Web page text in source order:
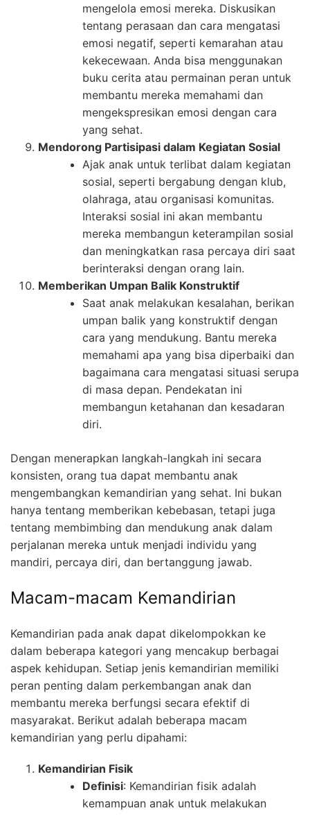
mengelola emosi mereka. Diskusikan
tentang perasaan dan cara mengatasi
emosi negatif, seperti kemarahan atau
kekecewaan. Anda bisa menggunakan
buku cerita atau permainan peran untuk
membantu mereka memahami dan
mengekspresikan emosi dengan cara
yang sehat.
Mendorong Partisipasi dalam Kegiatan Sosial
Ajak anak untuk terlibat dalam kegiatan
sosial, seperti bergabung dengan klub,
olahraga, atau organisasi komunitas.
Interaksi sosial ini akan membantu
mereka membangun keterampilan sosial
dan meningkatkan rasa percaya diri saat
berinteraksi dengan orang lain.
Memberikan Umpan Balik Konstruktif
Saat anak melakukan kesalahan, berikan
umpan balik yang konstruktif dengan
cara yang mendukung. Bantu mereka
memahami apa yang bisa diperbaiki dan
bagaimana cara mengatasi situasi serupa
di masa depan. Pendekatan ini
membangun ketahanan dan kesadaran
diri.
Dengan menerapkan langkah-langkah ini secara
konsisten, orang tua dapat membantu anak
mengembangkan kemandirian yang sehat. Ini bukan
hanya tentang memberikan kebebasan, tetapi juga
tentang membimbing dan mendukung anak dalam
perjalanan mereka untuk menjadi individu yang
mandiri, percaya diri, dan bertanggung jawab.
Macam-macam Kemandirian
Kemandirian pada anak dapat dikelompokkan ke
dalam beberapa kategori yang mencakup berbagai
aspek kehidupan. Setiap jenis kemandirian memiliki
peran penting dalam perkembangan anak dan
membantu mereka berfungsi secara efektif di
masyarakat. Berikut adalah beberapa macam
kemandirian yang perlu dipahami:
Kemandirian Fisik
Definisi: Kemandirian fisik adalah
kemampuan anak untuk melakukan